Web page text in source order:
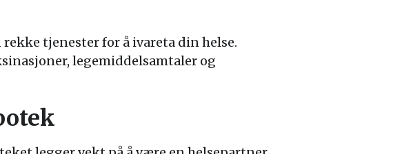
tjenester for å ivareta din helse.
legemiddelsamtaler og